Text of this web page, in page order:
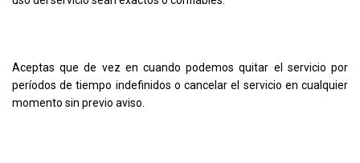
Aceptas que de vez en cuando podemos quitar el servicio por
períodos de tiempo indefinidos o cancelar el servicio en cualquier
momento sin previo aviso.